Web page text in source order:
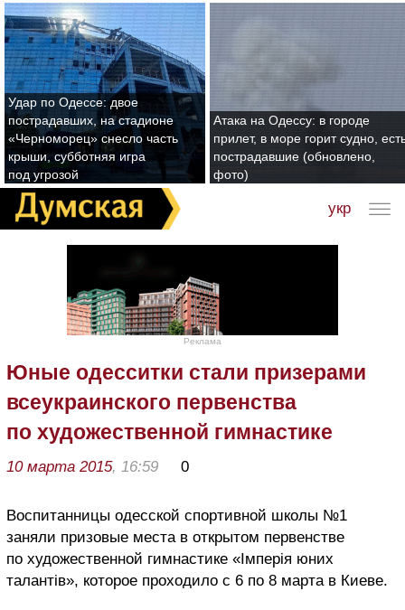
Удар по Одессе: двое
пострадавших, на стадионе
«Черноморец» снесло часть
крыши, субботняя игра
под угрозой
Атака на Одессу: в городе
прилет, в море горит судно,
пострадавшие (обновлено,
фото)
укр
Реклама
Юные одесситки стали призерами
всеукраинского первенства
по художественной гимнастике
10 марта 2015, 16:59 0
Воспитанницы одесской спортивной школы №1
заняли призовые места в открытом первенстве
по художественной гимнастике «Імперія юних
талантів», которое проходило с 6 по 8 марта в Киеве.